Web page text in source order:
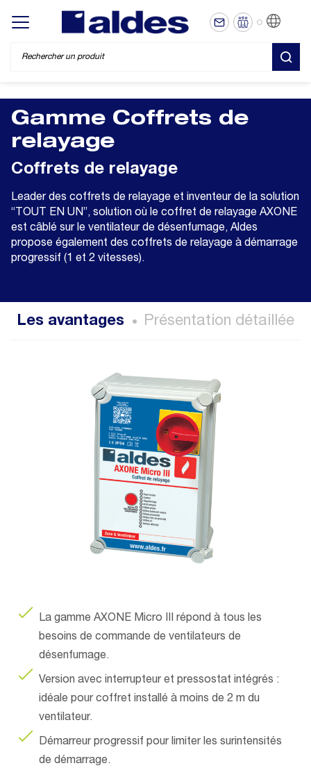
Display/hide main menu
Gamme Coffrets de
relayage
Coffrets de relayage
Leader des coffrets de relayage et inventeur de la solution
“TOUT EN UN”, solution où le coffret de relayage AXONE
est câblé sur le ventilateur de désenfumage, Aldes
propose également des coffrets de relayage à démarrage
progressif (1 et 2 vitesses).
Les avantages Présentation détaillée
La gamme AXONE Micro III répond à tous les
besoins de commande de ventilateurs de
désenfumage.
Version avec interrupteur et pressostat intégrés :
idéale pour coffret installé à moins de 2 m du
ventilateur.
Démarreur progressif pour limiter les surintensités
de démarrage.